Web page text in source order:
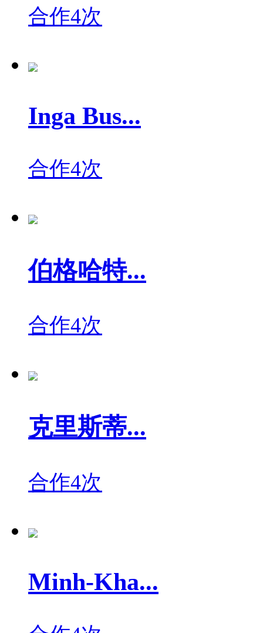
合作4次
Inga Bus...
合作4次
伯格哈特...
合作4次
克里斯蒂...
合作4次
Minh-Kha...